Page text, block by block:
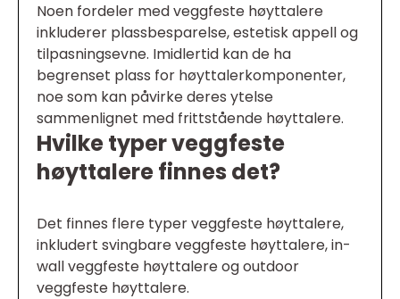
Noen fordeler med veggfeste høyttalere
inkluderer plassbesparelse, estetisk appell og
tilpasningsevne. Imidlertid kan de ha
begrenset plass for høyttalerkomponenter,
noe som kan påvirke deres ytelse
sammenlignet med frittstående høyttalere.
Hvilke typer veggfeste
høyttalere finnes det?
Det finnes flere typer veggfeste høyttalere,
inkludert svingbare veggfeste høyttalere, in-
wall veggfeste høyttalere og outdoor
veggfeste høyttalere.